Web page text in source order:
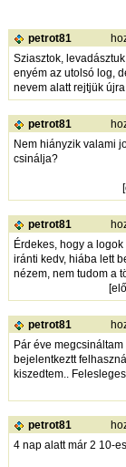
petrot81
Sziasztok,
enyém az utolsó log,
nevem alatt rejtjük
petrot81
Nem hiányzik valami
csinálja?
[
petrot81
Érdekes, hogy a
iránti kedv, hiába lett
nézem, nem tudom a
[
petrot81
Pár éve
bejelentkeztt
kiszedtem..
petrot81
4 nap alatt már 2 10-